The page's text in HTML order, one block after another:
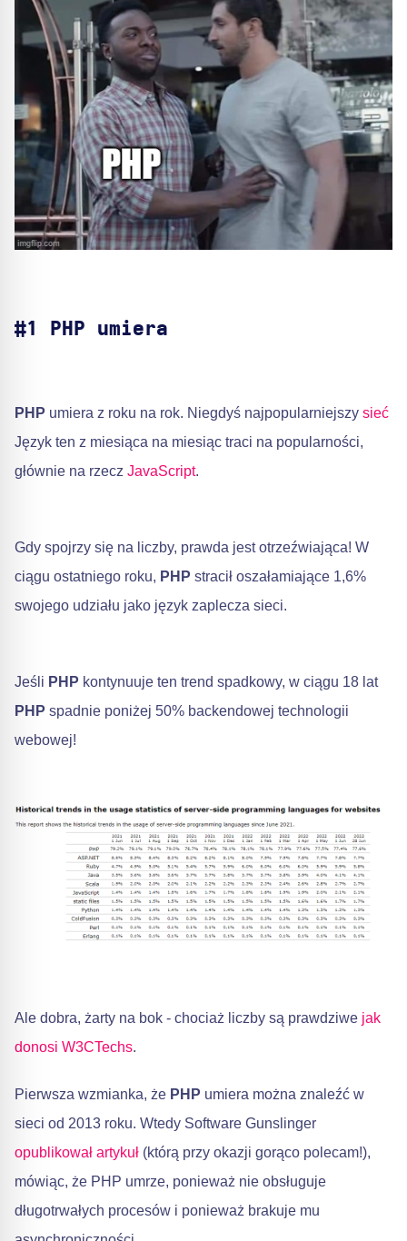
#1 PHP umiera
PHP umiera z roku na rok. Niegdyś najpopularniejszy sieć
Język ten z miesiąca na miesiąc traci na popularności,
głównie na rzecz JavaScript.
Gdy spojrzy się na liczby, prawda jest otrzeźwiająca! W
ciągu ostatniego roku, PHP stracił oszałamiające 1,6%
swojego udziału jako język zaplecza sieci.
Jeśli PHP kontynuuje ten trend spadkowy, w ciągu 18 lat
PHP spadnie poniżej 50% backendowej technologii
webowej!
Ale dobra, żarty na bok - chociaż liczby są prawdziwe jak
donosi W3CTechs.
Pierwsza wzmianka, że PHP umiera można znaleźć w
sieci od 2013 roku. Wtedy Software Gunslinger
opublikował artykuł (którą przy okazji gorąco polecam!),
mówiąc, że PHP umrze, ponieważ nie obsługuje
długotrwałych procesów i ponieważ brakuje mu